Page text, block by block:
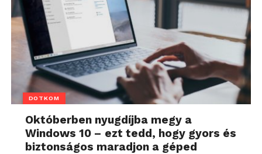
DOTKOM
Októberben nyugdíjba megy a
Windows 10 – ezt tedd, hogy gyors és
biztonságos maradjon a géped